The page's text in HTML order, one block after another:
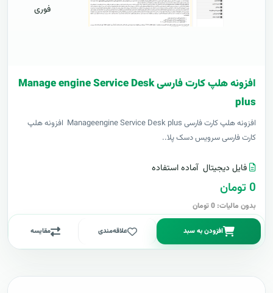
فوری
افزونه هلپ کارت فارسی Manage engine Service Desk
plus
افزونه هلپ کارت فارسی Manageengine Service Desk plus افزونه هلپ
کارت فارسی سرویس دسک پلا..
فایل دیجیتال آماده استفاده
0 تومان
بدون مالیات: 0 تومان
افزودن به سبد علاقه‌مندی مقایسه